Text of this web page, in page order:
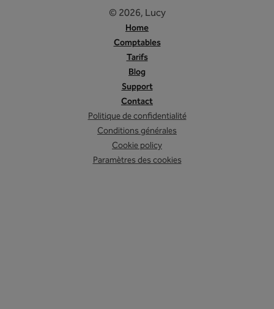
© 2026, Lucy
Home
Comptables
Tarifs
Blog
Support
Contact
Politique de confidentialité
Conditions générales
Cookie policy
Paramètres des cookies